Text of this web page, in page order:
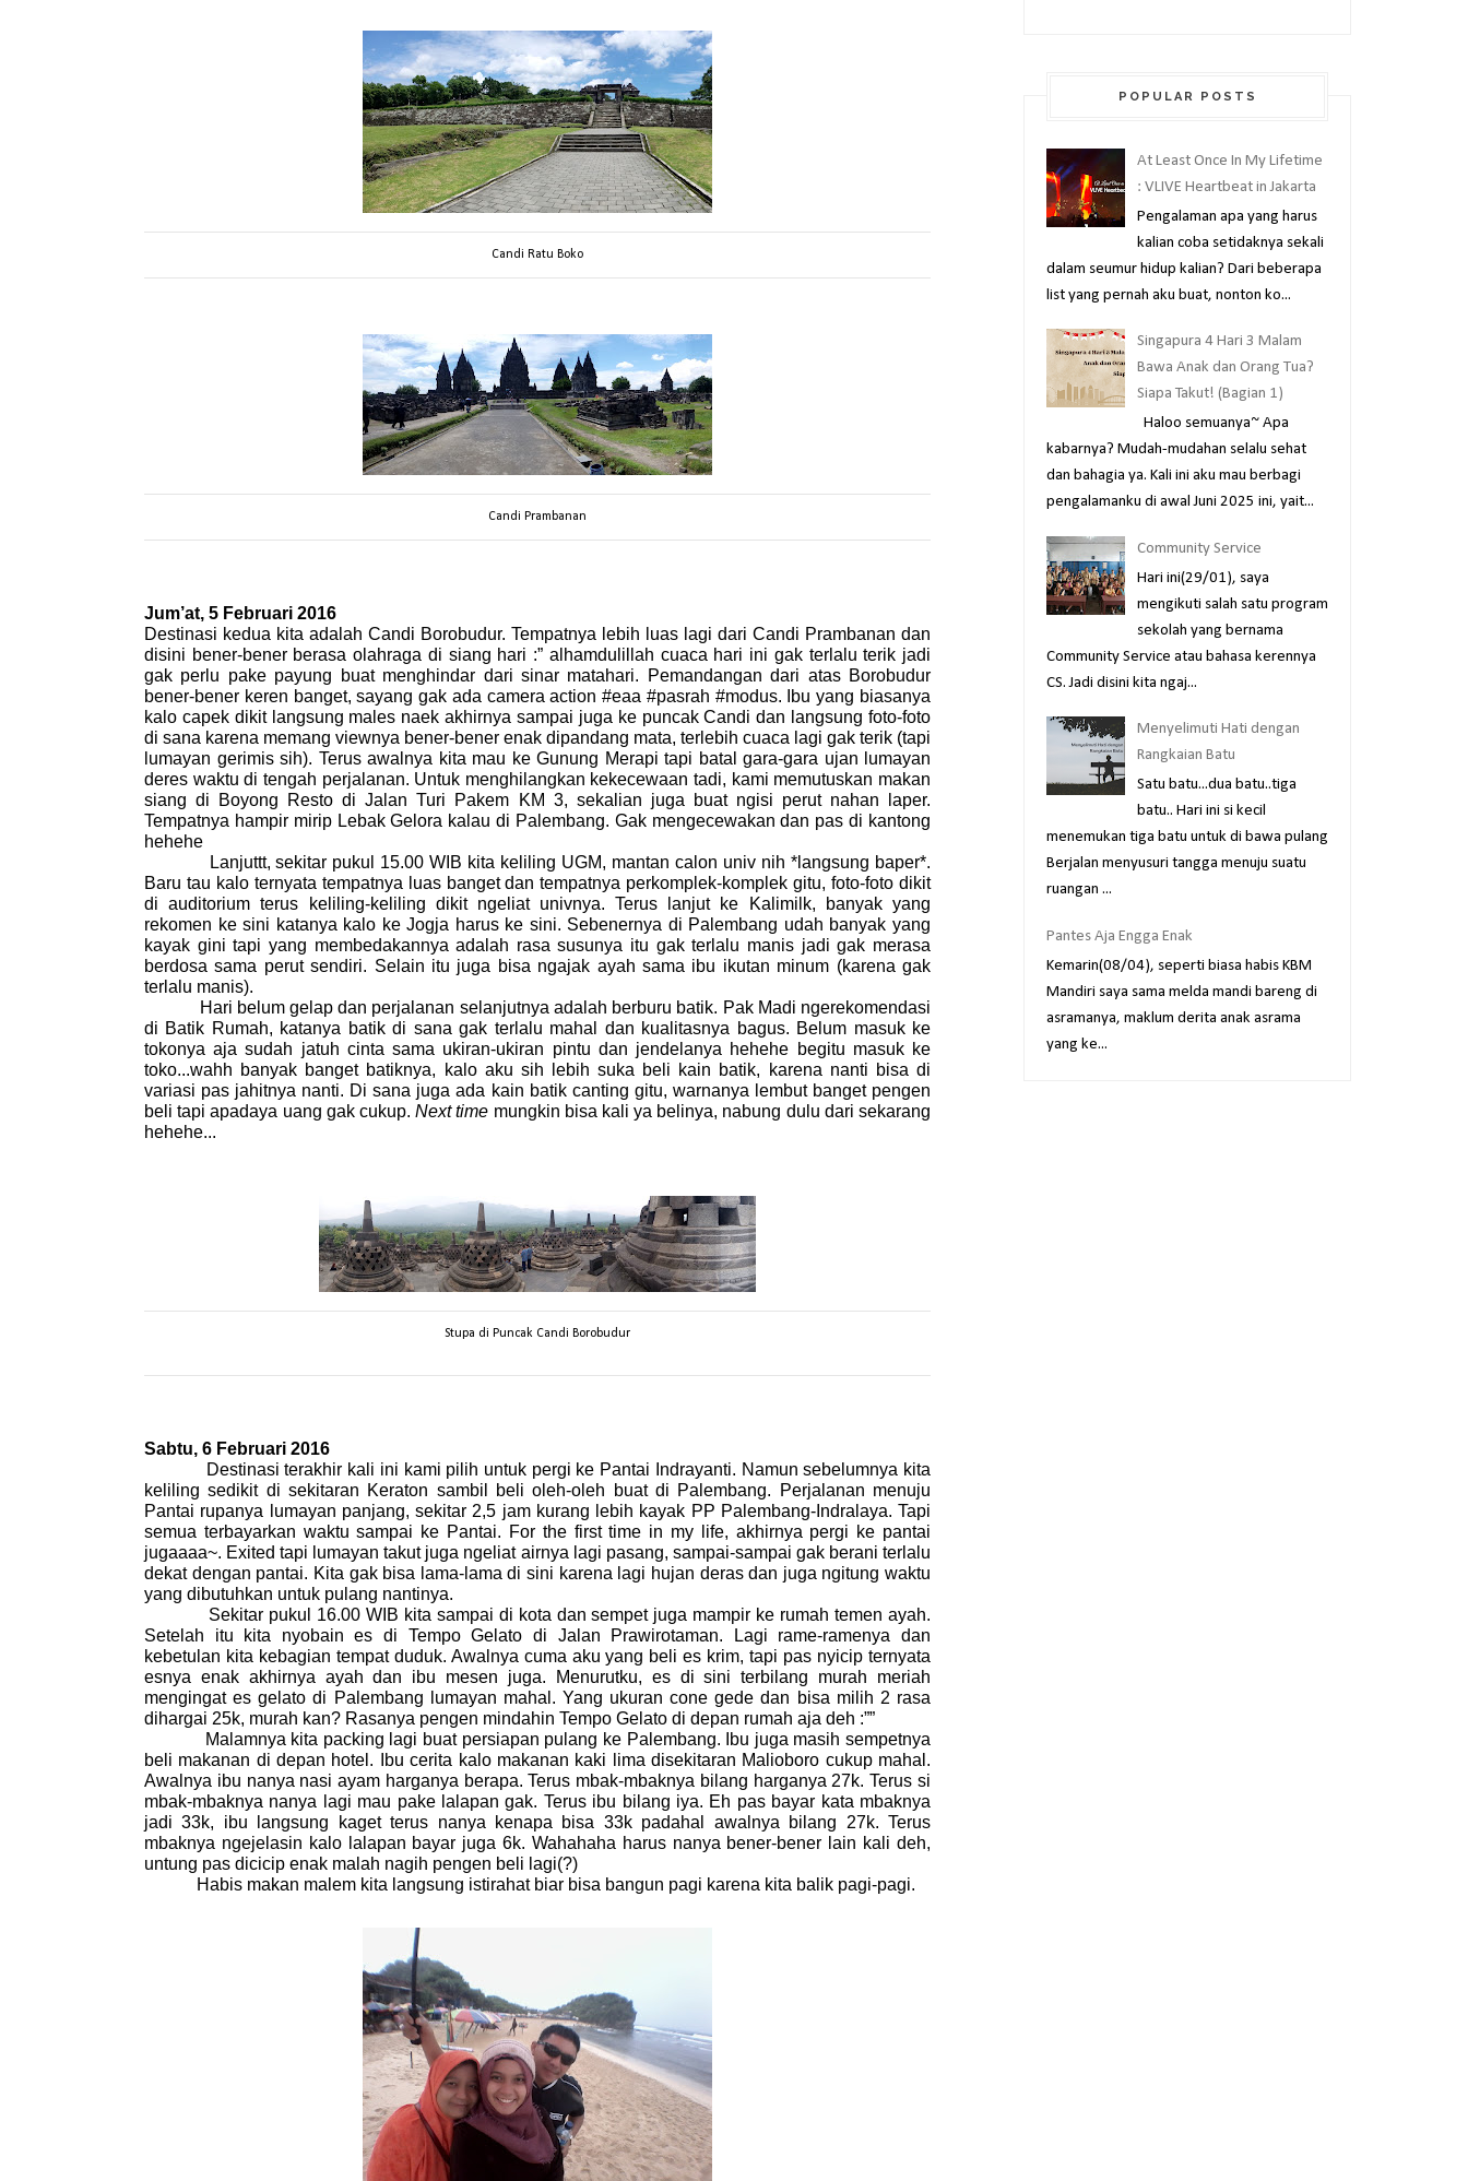
Candi Ratu Boko
Candi Prambanan
Jum’at, 5 Februari 2016
Destinasi kedua kita adalah Candi Borobudur. Tempatnya lebih luas lagi dari Candi Prambanan dan
disini bener-bener berasa olahraga di siang hari :” alhamdulillah cuaca hari ini gak terlalu terik jadi
gak perlu pake payung buat menghindar dari sinar matahari. Pemandangan dari atas Borobudur
bener-bener keren banget, sayang gak ada camera action #eaa #pasrah #modus. Ibu yang biasanya
kalo capek dikit langsung males naek akhirnya sampai juga ke puncak Candi dan langsung foto-foto
di sana karena memang viewnya bener-bener enak dipandang mata, terlebih cuaca lagi gak terik (tapi
lumayan gerimis sih). Terus awalnya kita mau ke Gunung Merapi tapi batal gara-gara ujan lumayan
deres waktu di tengah perjalanan. Untuk menghilangkan kekecewaan tadi, kami memutuskan makan
siang di Boyong Resto di Jalan Turi Pakem KM 3, sekalian juga buat ngisi perut nahan laper.
Tempatnya hampir mirip Lebak Gelora kalau di Palembang. Gak mengecewakan dan pas di kantong
hehehe
Lanjuttt, sekitar pukul 15.00 WIB kita keliling UGM, mantan calon univ nih *langsung baper*.
Baru tau kalo ternyata tempatnya luas banget dan tempatnya perkomplek-komplek gitu, foto-foto dikit
di auditorium terus keliling-keliling dikit ngeliat univnya. Terus lanjut ke Kalimilk, banyak yang
rekomen ke sini katanya kalo ke Jogja harus ke sini. Sebenernya di Palembang udah banyak yang
kayak gini tapi yang membedakannya adalah rasa susunya itu gak terlalu manis jadi gak merasa
berdosa sama perut sendiri. Selain itu juga bisa ngajak ayah sama ibu ikutan minum (karena gak
terlalu manis).
Hari belum gelap dan perjalanan selanjutnya adalah berburu batik. Pak Madi ngerekomendasi
di Batik Rumah, katanya batik di sana gak terlalu mahal dan kualitasnya bagus. Belum masuk ke
tokonya aja sudah jatuh cinta sama ukiran-ukiran pintu dan jendelanya hehehe begitu masuk ke
toko...wahh banyak banget batiknya, kalo aku sih lebih suka beli kain batik, karena nanti bisa di
variasi pas jahitnya nanti. Di sana juga ada kain batik canting gitu, warnanya lembut banget pengen
beli tapi apadaya uang gak cukup.Next time mungkin bisa kali ya belinya, nabung dulu dari sekarang
hehehe...
Stupa di Puncak Candi Borobudur
Sabtu, 6 Februari 2016
Destinasi terakhir kali ini kami pilih untuk pergi ke Pantai Indrayanti. Namun sebelumnya kita
keliling sedikit di sekitaran Keraton sambil beli oleh-oleh buat di Palembang. Perjalanan menuju
Pantai rupanya lumayan panjang, sekitar 2,5 jam kurang lebih kayak PP Palembang-Indralaya. Tapi
semua terbayarkan waktu sampai ke Pantai. For the first time in my life, akhirnya pergi ke pantai
jugaaaa~. Exited tapi lumayan takut juga ngeliat airnya lagi pasang, sampai-sampai gak berani terlalu
dekat dengan pantai. Kita gak bisa lama-lama di sini karena lagi hujan deras dan juga ngitung waktu
yang dibutuhkan untuk pulang nantinya.
Sekitar pukul 16.00 WIB kita sampai di kota dan sempet juga mampir ke rumah temen ayah.
Setelah itu kita nyobain es di Tempo Gelato di Jalan Prawirotaman. Lagi rame-ramenya dan
kebetulan kita kebagian tempat duduk. Awalnya cuma aku yang beli es krim, tapi pas nyicip ternyata
esnya enak akhirnya ayah dan ibu mesen juga. Menurutku, es di sini terbilang murah meriah
mengingat es gelato di Palembang lumayan mahal. Yang ukuran cone gede dan bisa milih 2 rasa
dihargai 25k, murah kan? Rasanya pengen mindahin Tempo Gelato di depan rumah aja deh :””
Malamnya kita packing lagi buat persiapan pulang ke Palembang. Ibu juga masih sempetnya
beli makanan di depan hotel. Ibu cerita kalo makanan kaki lima disekitaran Malioboro cukup mahal.
Awalnya ibu nanya nasi ayam harganya berapa. Terus mbak-mbaknya bilang harganya 27k. Terus si
mbak-mbaknya nanya lagi mau pake lalapan gak. Terus ibu bilang iya. Eh pas bayar kata mbaknya
jadi 33k, ibu langsung kaget terus nanya kenapa bisa 33k padahal awalnya bilang 27k. Terus
mbaknya ngejelasin kalo lalapan bayar juga 6k. Wahahaha harus nanya bener-bener lain kali deh,
untung pas dicicip enak malah nagih pengen beli lagi(?)
Habis makan malem kita langsung istirahat biar bisa bangun pagi karena kita balik pagi-pagi.
POPULAR POSTS
At Least Once In My Lifetime
: VLIVE Heartbeat in Jakarta
Pengalaman apa yang harus
kalian coba setidaknya sekali
dalam seumur hidup kalian? Dari beberapa
list yang pernah aku buat, nonton ko...
Singapura 4 Hari 3 Malam
Bawa Anak dan Orang Tua?
Siapa Takut! (Bagian 1)
Haloo semuanya~ Apa
kabarnya? Mudah-mudahan selalu sehat
dan bahagia ya. Kali ini aku mau berbagi
pengalamanku di awal Juni 2025 ini, yait...
Community Service
Hari ini(29/01), saya
mengikuti salah satu program
sekolah yang bernama
Community Service atau bahasa kerennya
CS. Jadi disini kita ngaj...
Menyelimuti Hati dengan
Rangkaian Batu
Satu batu...dua batu..tiga
batu.. Hari ini si kecil
menemukan tiga batu untuk di bawa pulang
Berjalan menyusuri tangga menuju suatu
ruangan ...
Pantes Aja Engga Enak
Kemarin(08/04), seperti biasa habis KBM
Mandiri saya sama melda mandi bareng di
asramanya, maklum derita anak asrama
yang ke...